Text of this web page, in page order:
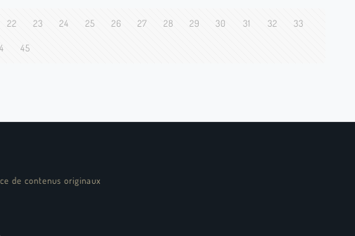
22 23 24 25 26 27 28 29 30 31 32 33
45
de contenus originaux